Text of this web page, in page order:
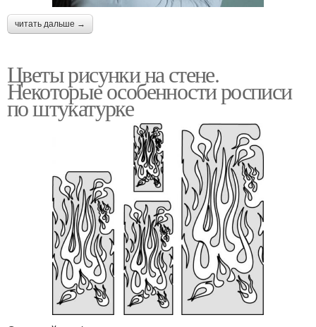
читать дальше →
Цветы рисунки на стене.
Некоторые особенности росписи
по штукатурке